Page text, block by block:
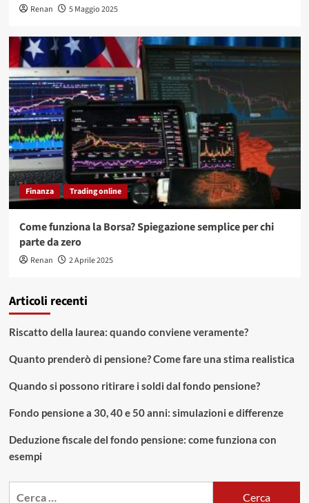
Renan 5 Maggio 2025
Finanza Trading online
Come funziona la Borsa? Spiegazione semplice per chi
parte da zero
Renan 2 Aprile 2025
Articoli recenti
Riscatto della laurea: quando conviene veramente?
Quanto prenderò di pensione? Come fare una stima realistica
Quando si possono ritirare i soldi dal fondo pensione?
Fondo pensione a 30, 40 e 50 anni: simulazioni e differenze
Deduzione fiscale del fondo pensione: come funziona con
esempi